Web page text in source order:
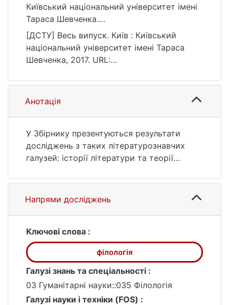
Київський національний університет імені
Тараса Шевченка.
https://ir.library.knu.ua/handle/15071834/252
63
[ДСТУ] Весь випуск. Київ : Київський
національний університет імені Тараса
Шевченка, 2017. URL:
63 (дата звернення: 25.07.2026).
Анотація
У Збірнику презентуються результати
досліджень з таких літературознавчих
галузей: історії літератури та теорії
художньої творчості та ін. сучасних
напрямів літературознавства.
Напрями досліджень
Ключові слова :
філологія
Галузі знань та спеціальності :
03 Гуманітарні науки::035 Філологія
Галузі науки і техніки (FOS) :